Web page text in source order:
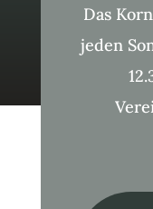
Das
jeden